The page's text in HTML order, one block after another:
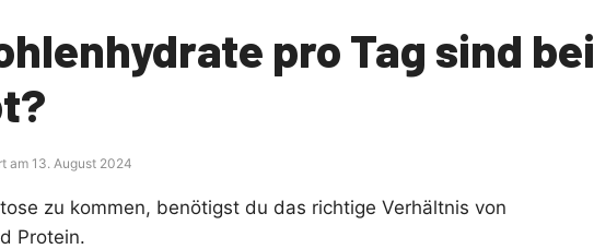
pro Tag sind bei
am 13. August 2024
zu kommen, benötigst du das richtige Verhältnis von
Protein.